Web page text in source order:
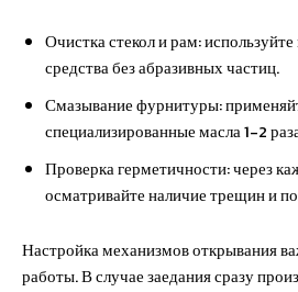
Очистка стекол и рам:
средства без абразивных частиц.
Смазывание фурнитуры:
специализированные масла 1-2
Проверка герметичности: через
осматривайте наличие трещин и
Настройка механизмов открывания
работы. В случае заедания сразу